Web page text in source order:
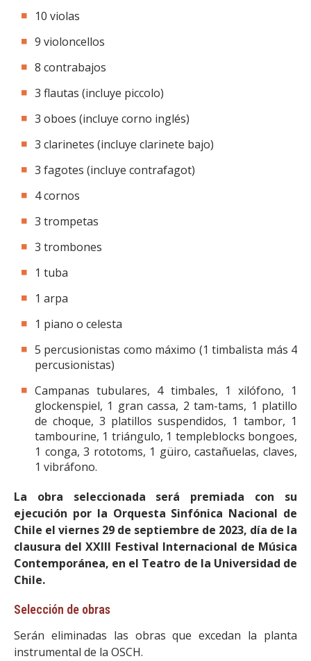
10 violas
9 violoncellos
8 contrabajos
3 flautas (incluye piccolo)
3 oboes (incluye corno inglés)
3 clarinetes (incluye clarinete bajo)
3 fagotes (incluye contrafagot)
4 cornos
3 trompetas
3 trombones
1 tuba
1 arpa
1 piano o celesta
5 percusionistas como máximo (1 timbalista más 4
percusionistas)
Campanas tubulares, 4 timbales, 1 xilófono, 1
glockenspiel, 1 gran cassa, 2 tam-tams, 1 platillo
de choque, 3 platillos suspendidos, 1 tambor, 1
tambourine, 1 triángulo, 1 templeblocks bongoes,
1 conga, 3 rototoms, 1 güiro, castañuelas, claves,
1 vibráfono.
La obra seleccionada será premiada con su
ejecución por la Orquesta Sinfónica Nacional de
Chile el viernes 29 de septiembre de 2023, día de la
clausura del XXIII Festival Internacional de Música
Contemporánea, en el Teatro de la Universidad de
Chile.
Selección de obras
Serán eliminadas las obras que excedan la planta
instrumental de la OSCH.